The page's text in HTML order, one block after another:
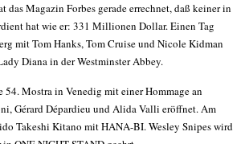
das Magazin Forbes gerade errechnet, daß keiner in
hat wie er: 331 Millionen Dollar. Einen Tag
mit Tom Hanks, Tom Cruise und Nicole Kidman
Diana in der Westminster Abbey.
54. Mostra in Venedig mit einer Hommage an
Gérard Dépardieu und Alida Valli eröffnet. Am
Takeshi Kitano mit HANA-BI. Wesley Snipes wird